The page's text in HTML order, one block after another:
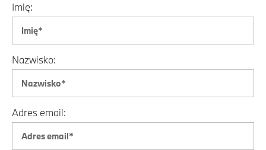
Imię:
Nazwisko:
Adres email: